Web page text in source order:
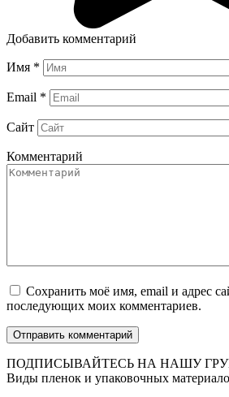
Добавить комментарий
Имя *
Email *
Сайт
Комментарий
Сохранить моё имя, email и адрес
последующих моих комментариев.
ПОДПИСЫВАЙТЕСЬ НА НАШУ
Виды пленок и упаковочных